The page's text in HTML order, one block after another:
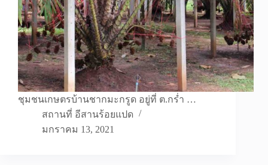
ชุมชนเกษตรบ้านชากมะกรูด อยู่ที่ ต.กร่ำ …
สถานที่ อีสานร้อยแปด
มกราคม 13, 2021